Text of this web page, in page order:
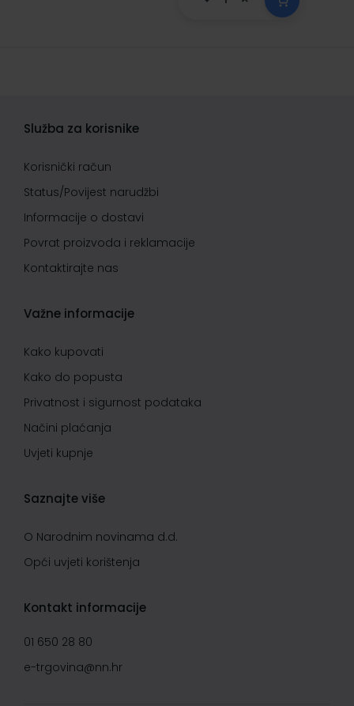
Služba za korisnike
Korisnički račun
Status/Povijest narudžbi
Informacije o dostavi
Povrat proizvoda i reklamacije
Kontaktirajte nas
Važne informacije
Kako kupovati
Kako do popusta
Privatnost i sigurnost podataka
Načini plaćanja
Uvjeti kupnje
Saznajte više
O Narodnim novinama d.d.
Opći uvjeti korištenja
Kontakt informacije
01 650 28 80
e-trgovina@nn.hr